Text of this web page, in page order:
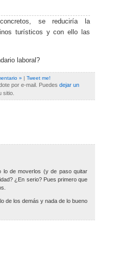
se reduciría la
turísticos y con ello las
laboral?
» | Tweet me!
por e-mail. Puedes dejar un
sitio.
lo de moverlos (y de paso quitar
¿En serio? Pues primero que
de los demás y nada de lo bueno